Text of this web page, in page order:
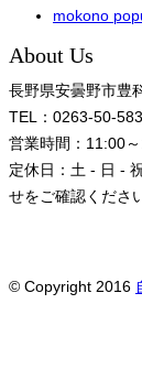
mokono
About Us
長野県安曇野市豊
TEL：0263-50-
営業時間：11:00
定休日：土 - 日 -
せをご確認くださ
© Copyright 2016